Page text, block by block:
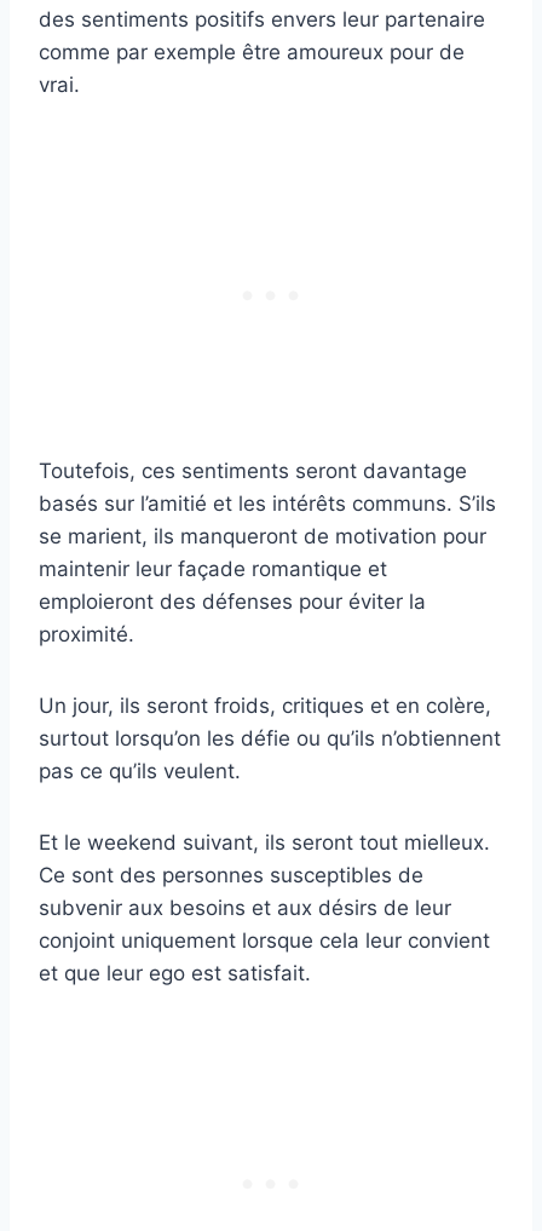
des sentiments positifs envers leur partenaire
comme par exemple être amoureux pour de
vrai.
Toutefois, ces sentiments seront davantage
basés sur l’amitié et les intérêts communs. S’ils
se marient, ils manqueront de motivation pour
maintenir leur façade romantique et
emploieront des défenses pour éviter la
proximité.
Un jour, ils seront froids, critiques et en colère,
surtout lorsqu’on les défie ou qu’ils n’obtiennent
pas ce qu’ils veulent.
Et le weekend suivant, ils seront tout mielleux.
Ce sont des personnes susceptibles de
subvenir aux besoins et aux désirs de leur
conjoint uniquement lorsque cela leur convient
et que leur ego est satisfait.